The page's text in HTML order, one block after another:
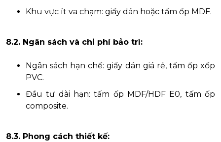
Khu vực ít va chạm: giấy dán hoặc tấm ốp MDF.
8.2. Ngân sách và chi phí bảo trì:
Ngân sách hạn chế: giấy dán giá rẻ, tấm ốp xốp
PVC.
Đầu tư dài hạn: tấm ốp MDF/HDF E0, tấm ốp
composite.
8.3. Phong cách thiết kế: